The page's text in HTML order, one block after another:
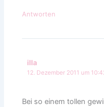
Antworten
illa
12. Dezember 2011 um
Bei so einem tollen